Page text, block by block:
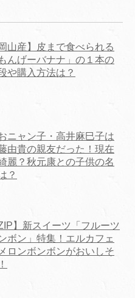
岡山産】皮まで食べられる
もんげーバナナ」の１本の
や購入方法は？
ニャン子・高井麻巳子は
由貴の親友だった！現在
麗？秋元康との子供の名
？
ZIP】新スイーツ「フルーツ
ボン」特集！エルカフェ
ロンボンボンがおいしそ